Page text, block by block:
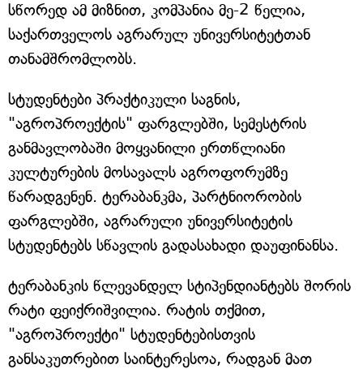
სწორედ ამ მიზნით, კომპანია მე-2 წელია,
საქართველოს აგრარულ უნივერსიტეტთან
თანამშრომლობს.
სტუდენტები პრაქტიკული საგნის,
"აგროპროექტის" ფარგლებში, სემესტრის
განმავლობაში მოყვანილი ერთწლიანი
კულტურების მოსავალს აგროფორუმზე
წარადგენენ. ტერაბანკმა, პარტნიორობის
ფარგლებში, აგრარული უნივერსიტეტის
სტუდენტებს სწავლის გადასახადი დაუფინანსა.
ტერაბანკის წლევანდელ სტიპენდიანტებს შორის
რატი ფეიქრიშვილია. რატის თქმით,
"აგროპროექტი" სტუდენტებისთვის
განსაკუთრებით საინტერესოა, რადგან მათ